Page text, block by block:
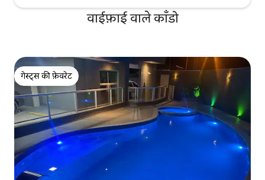
वाईफ़ाई वाले काँडो
गेस्ट्स की फ़ेवरेट
गेस्ट्स की फ़ेवरेट